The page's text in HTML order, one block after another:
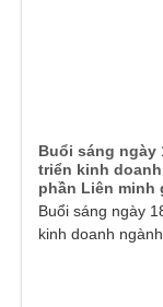
Buổi sáng ngày
triển kinh
phần Liên minh
Công ty cổ
Khách sạn
Phú Yên. Tạ
Buổi sáng ngày
kinh doanh ngành